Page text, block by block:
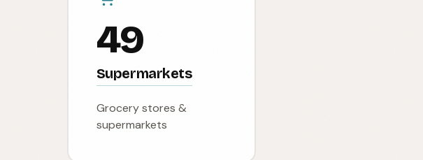
49
Supermarkets
Grocery stores &
supermarkets